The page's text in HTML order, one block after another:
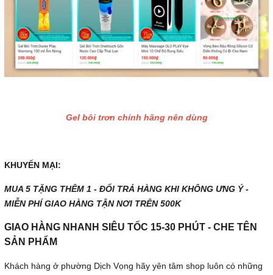
Gel bôi trơn chính hãng nên dùng
KHUYẾN MẠI:
MUA 5 TẶNG THÊM 1 - ĐỔI TRẢ HÀNG KHI KHÔNG ƯNG Ý -
MIỄN PHÍ GIAO HÀNG TẬN NƠI TRÊN 500K
GIAO HÀNG NHANH SIÊU TỐC 15-30 PHÚT - CHE TÊN
SẢN PHẨM
Khách hàng ở phường Dịch Vọng hãy yên tâm shop luôn có những